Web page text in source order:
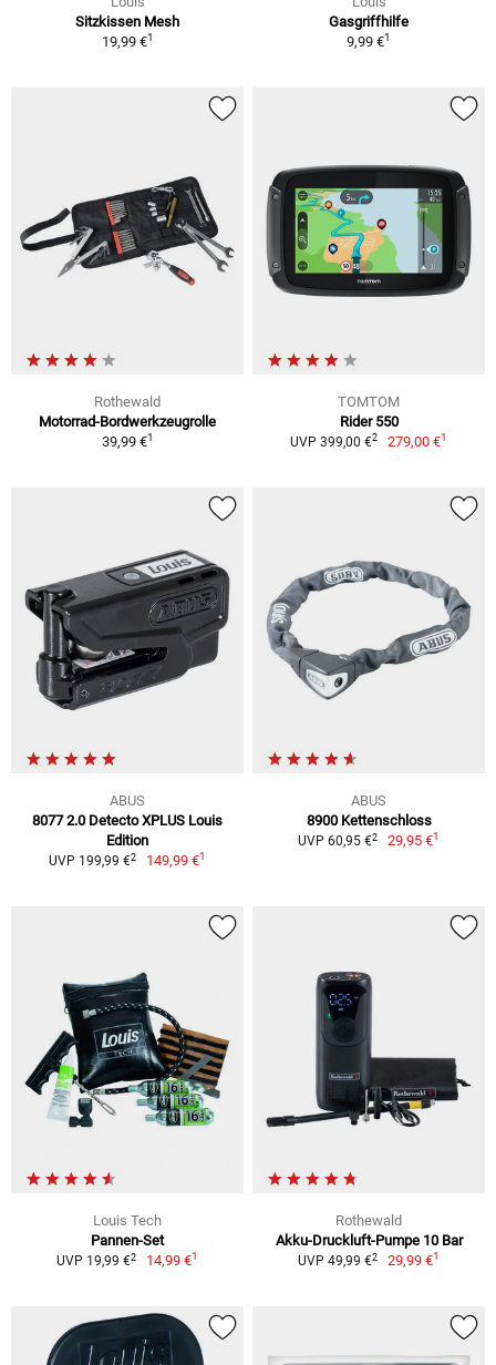
Sitzkissen Mesh
19,99 €1
Gasgriffhilfe
9,99 €1
Rothewald
Motorrad-Bordwerkzeugrolle
39,99 €1
TOMTOM
Rider 550
UVP 399,00 €2 279,00 €1
ABUS
8077 2.0 Detecto XPLUS Louis
Edition
UVP 199,99 €2 149,99 €1
ABUS
8900 Kettenschloss
UVP 60,95 €2 29,95 €1
Louis Tech
Pannen-Set
UVP 19,99 €2 14,99 €1
Rothewald
Akku-Druckluft-Pumpe 10 Bar
UVP 49,99 €2 29,99 €1